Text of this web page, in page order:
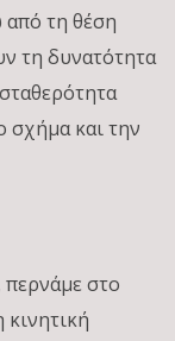
από τη θέση
τη δυνατότητα
σχήμα και την
στο